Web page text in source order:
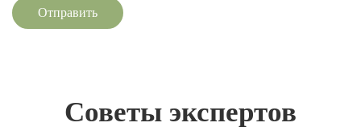
Отправить
Советы экспертов